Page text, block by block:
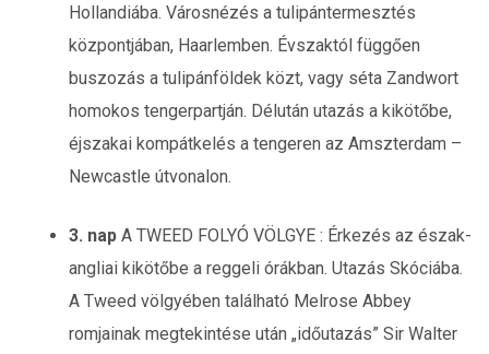
Hollandiába. Városnézés a tulipántermesztés
központjában, Haarlemben. Évszaktól függően
buszozás a tulipánföldek közt, vagy séta Zandwort
homokos tengerpartján. Délután utazás a kikötőbe,
éjszakai kompátkelés a tengeren az Amszterdam –
Newcastle útvonalon.
3. nap A TWEED FOLYÓ VÖLGYE : Érkezés az észak-
angliai kikötőbe a reggeli órákban. Utazás Skóciába.
A Tweed völgyében található Melrose Abbey
romjainak megtekintése után „időutazás” Sir Walter